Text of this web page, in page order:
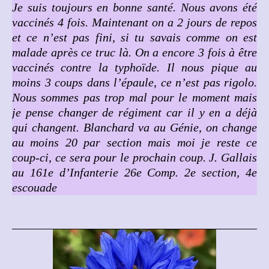
Je suis toujours en bonne santé. Nous avons été
vaccinés 4 fois. Maintenant on a 2 jours de repos
et ce n’est pas fini, si tu savais comme on est
malade après ce truc là. On a encore 3 fois à être
vaccinés contre la typhoïde. Il nous pique au
moins 3 coups dans l’épaule, ce n’est pas rigolo.
Nous sommes pas trop mal pour le moment mais
je pense changer de régiment car il y en a déjà
qui changent. Blanchard va au Génie, on change
au moins 20 par section mais moi je reste ce
coup-ci, ce sera pour le prochain coup. J. Gallais
au 161e d’Infanterie 26e Comp. 2e section, 4e
escouade